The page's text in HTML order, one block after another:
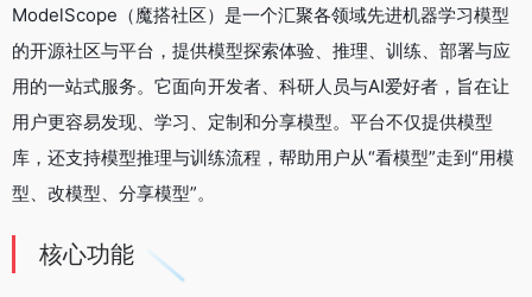
ModelScope（魔搭社区）是一个汇聚各领域先进机器学习模型
的开源社区与平台，提供模型探索体验、推理、训练、部署与应
用的一站式服务。它面向开发者、科研人员与AI爱好者，旨在让
用户更容易发现、学习、定制和分享模型。平台不仅提供模型
库，还支持模型推理与训练流程，帮助用户从“看模型”走到“用模
型、改模型、分享模型”。
核心功能